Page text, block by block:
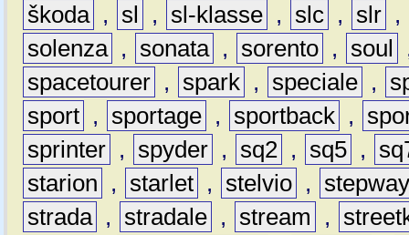
škoda , sl , sl-klasse , slc , slr ,
solenza , sonata , sorento , soul
spacetourer , spark , speciale ,
sport , sportage , sportback ,
sprinter , spyder , sq2 , sq5 ,
starion
, starlet , stelvio ,
strada , stradale , stream ,